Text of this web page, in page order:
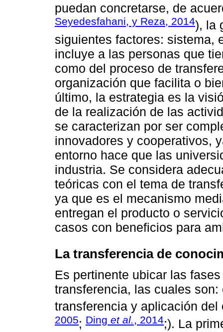
puedan concretarse, de
Seyedesfahani, y Reza, 2014), la
siguientes factores: sistema,
incluye a las personas que
como del proceso de
organización que facilita o
último, la estrategia es la
de la realización de las
se caracterizan por ser
innovadores y cooperativos,
entorno hace que las
industria. Se considera
teóricas con el tema de
ya que es el mecanismo
entregan el producto o
casos con beneficios para
La transferencia de
Es pertinente ubicar las
transferencia, las cuales
transferencia y aplicación del
2005; Ding et al., 2014;). La